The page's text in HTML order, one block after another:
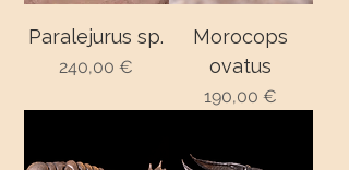
Paralejurus sp.
Precio
240,00 €
Morocops
ovatus
Precio
190,00 €